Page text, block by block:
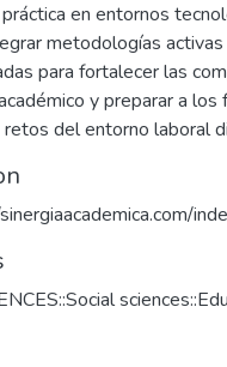
en entornos
metodologías
para fortalecer las
y preparar a
del entorno laboral